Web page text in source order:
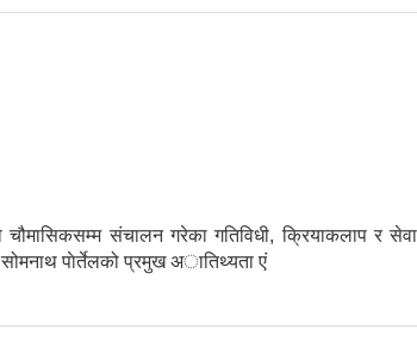
स‌ंचालन गरेका गतिविधी, क्रियाकलाप र
पाेर्तेलको प्रमुख अातिथ्यता एं